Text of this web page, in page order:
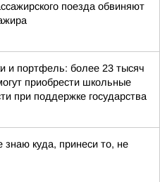
поезда обвиняют
и портфель: более 23 тысяч
приобрести школьные
при поддержке государства
знаю куда, принеси то, не